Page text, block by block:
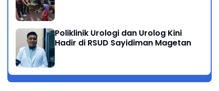
Poliklinik Urologi dan Urolog Kini
Hadir di RSUD Sayidiman Magetan